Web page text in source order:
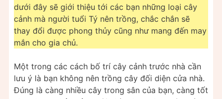
dưới đây sẽ giới thiệu tới các bạn những loại cây
cảnh mà người tuổi Tý nên trồng, chắc chắn sẽ
thay đổi được phong thủy cũng như mang đến may
mắn cho gia chủ.
Một trong các cách bố trí cây cảnh trước nhà cần
lưu ý là bạn không nên trồng cây đối diện cửa nhà.
Đúng là càng nhiều cây trong sân của bạn, càng tốt